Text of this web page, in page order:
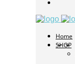
Home
SHOP